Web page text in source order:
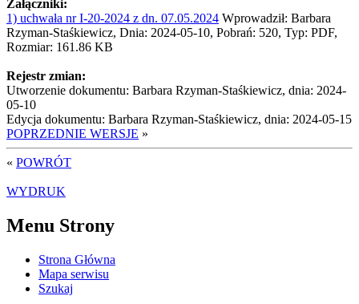
Załączniki:
1) uchwała nr I-20-2024 z dn. 07.05.2024 Wprowadził: Barbara
Rzyman-Staśkiewicz, Dnia: 2024-05-10, Pobrań: 520, Typ: PDF,
Rozmiar: 161.86 KB
Rejestr zmian:
Utworzenie dokumentu: Barbara Rzyman-Staśkiewicz, dnia: 2024-
05-10
Edycja dokumentu: Barbara Rzyman-Staśkiewicz, dnia: 2024-05-15
POPRZEDNIE WERSJE »
« POWRÓT
WYDRUK
Menu Strony
Strona Główna
Mapa serwisu
Szukaj